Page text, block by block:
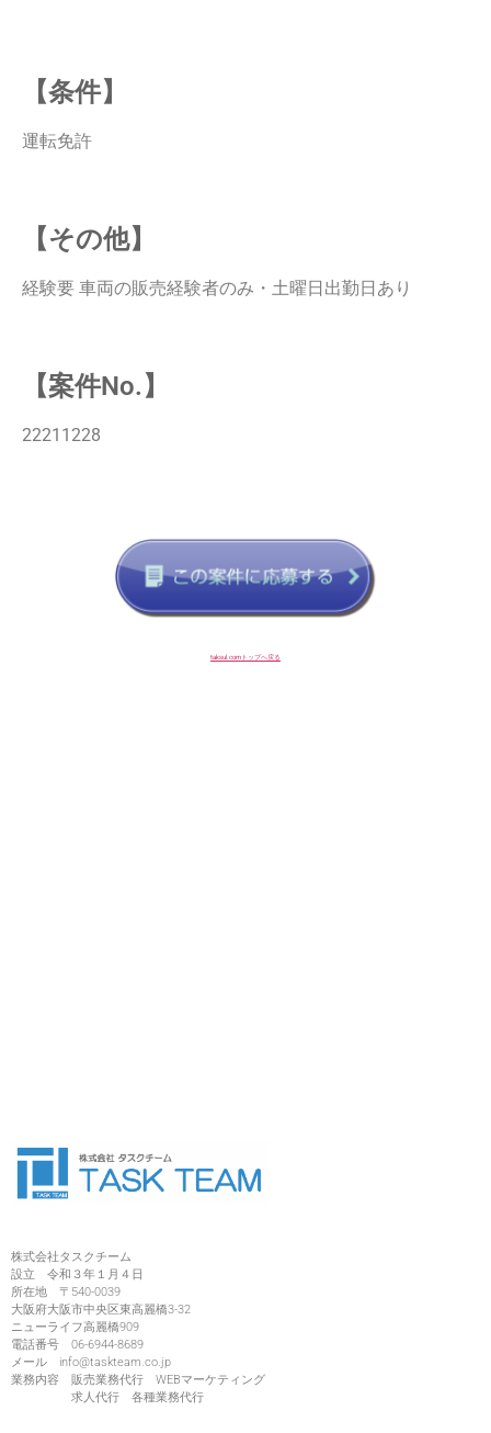
【条件】
運転免許
【その他】
経験要 車両の販売経験者のみ・土曜日出勤日あり
【案件No.】
22211228
taksul.comトップへ戻る
株式会社タスクチーム
設立 令和３年１月４日
所在地 〒540-0039
大阪府大阪市中央区東高麗橋3-32
ニューライフ高麗橋909
電話番号 06-6944-8689
メール info@taskteam.co.jp
業務内容 販売業務代行 WEBマーケティング
求人代行 各種業務代行